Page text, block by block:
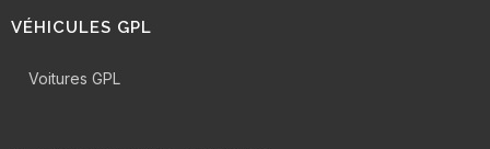
VÉHICULES GPL
Voitures GPL